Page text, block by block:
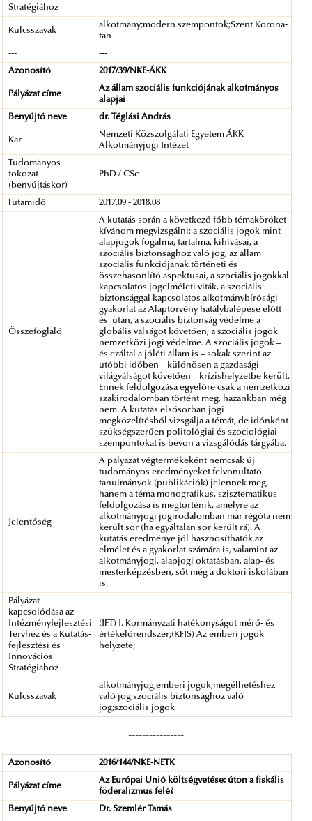
Stratégiához
Kulcsszavak
alkotmány;modern szempontok;Szent Korona-
tan
--- ---
Azonosító 2017/39/NKE-ÁKK
Pályázat címe
Az állam szociális funkciójának alkotmányos
alapjai
Benyújtó neve dr. Téglási András
Kar
Nemzeti Közszolgálati Egyetem ÁKK
Alkotmányjogi Intézet
Tudományos
fokozat
(benyújtáskor)
PhD / CSc
Futamidő 2017.09 - 2018.08
Összefoglaló
A kutatás során a következő főbb témaköröket
kívánom megvizsgálni: a szociális jogok mint
alapjogok fogalma, tartalma, kihívásai, a
szociális biztonsághoz való jog, az állam
szociális funkciójának történeti és
összehasonlító aspektusai, a szociális jogokkal
kapcsolatos jogelméleti viták, a szociális
biztonsággal kapcsolatos alkotmánybírósági
gyakorlat az Alaptörvény hatálybalépése előtt
és után, a szociális biztonság védelme a
globális válságot követően, a szociális jogok
nemzetközi jogi védelme. A szociális jogok –
és ezáltal a jóléti állam is – sokak szerint az
utóbbi időben – különösen a gazdasági
világválságot követően – krízishelyzetbe került.
Ennek feldolgozása egyelőre csak a nemzetközi
szakirodalomban történt meg, hazánkban még
nem. A kutatás elsősorban jogi
megközelítésből vizsgálja a témát, de időnként
szükségszerűen politológiai és szociológiai
szempontokat is bevon a vizsgálódás tárgyába.
Jelentőség
A pályázat végtermékeként nemcsak új
tudományos eredményeket felvonultató
tanulmányok (publikációk) jelennek meg,
hanem a téma monografikus, szisztematikus
feldolgozása is megtörténik, amelyre az
alkotmányjogi jogirodalomban már régóta nem
került sor (ha egyáltalán sor került rá). A
kutatás eredménye jól hasznosíthatók az
elmélet és a gyakorlat számára is, valamint az
alkotmányjogi, alapjogi oktatásban, alap- és
mesterképzésben, sőt még a doktori iskolában
is.
Pályázat
kapcsolódása az
Intézményfejlesztési
Tervhez és a Kutatás-
fejlesztési és
Innovációs
Stratégiához
(IFT) I. Kormányzati hatékonyságot mérő- és
értékelőrendszer;(KFIS) Az emberi jogok
helyzete;
Kulcsszavak
alkotmányjog;emberi jogok;megélhetéshez
való jog;szociális biztonsághoz való
jog;szociális jogok
----------------
Azonosító 2016/144/NKE-NETK
Pályázat címe
Az Európai Unió költségvetése: úton a fiskális
föderalizmus felé?
Benyújtó neve Dr. Szemlér Tamás